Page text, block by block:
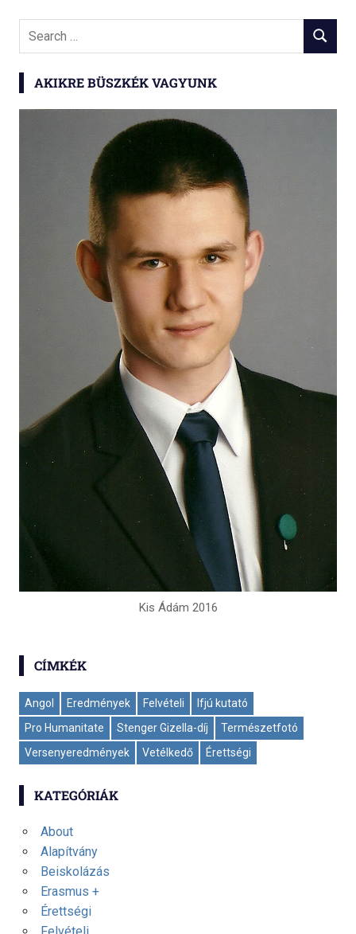
Search
SEARCH
AKIKRE BÜSZKÉK VAGYUNK
Kis Ádám 2016
CÍMKÉK
Angol Eredmények Felvételi
Ifjú kutató
Pro Humanitate
Stenger Gizella-díj
Természetfotó
Versenyeredmények
Vetélkedő Érettségi
KATEGÓRIÁK
About
Alapítvány
Beiskolázás
Erasmus +
Érettségi